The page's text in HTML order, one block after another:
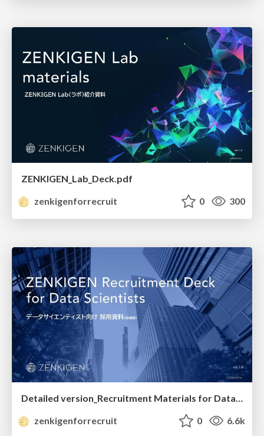
ZENKIGEN_Lab_Deck.pdf
zenkigenforrecruit
0 300
Detailed version_Recruitment Materials for Data Scientists
zenkigenforrecruit
0 6.6k